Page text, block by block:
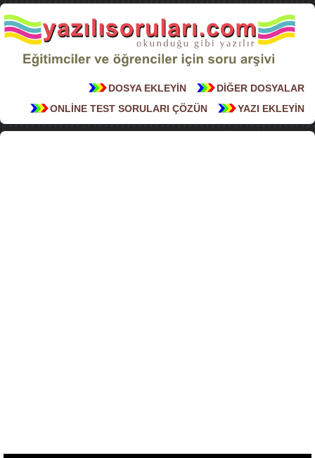
DİĞER DOSYALAR
DOSYA EKLEYİN
YAZI EKLEYİN
ONLİNE TEST SORULARI ÇÖZÜN